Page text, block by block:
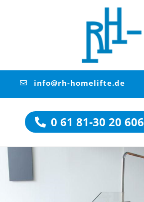
info@rh-homelifte.de
0 61 81-30 20 606